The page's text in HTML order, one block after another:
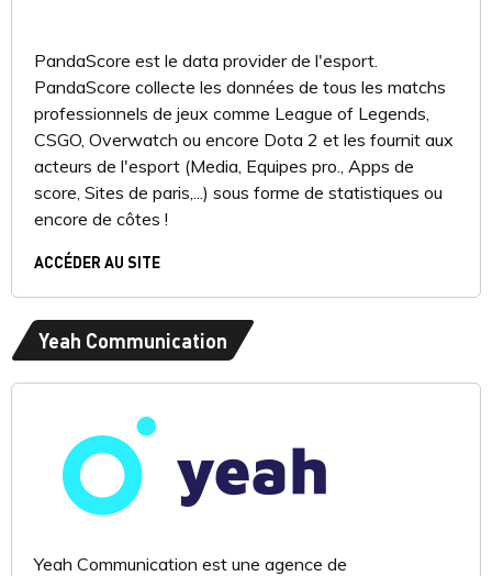
PandaScore est le data provider de l'esport.
PandaScore collecte les données de tous les matchs
professionnels de jeux comme League of Legends,
CSGO, Overwatch ou encore Dota 2 et les fournit aux
acteurs de l'esport (Media, Equipes pro., Apps de
score, Sites de paris,...) sous forme de statistiques ou
encore de côtes !
ACCÉDER AU SITE
Yeah Communication
Yeah Communication est une agence de